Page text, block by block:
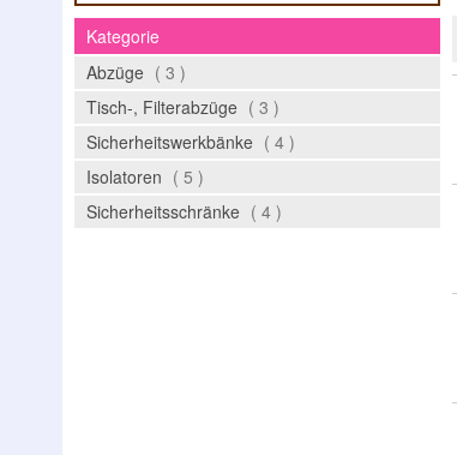
Kategorie
Abzüge
3 Artikel
Tisch-, Filterabzüge
3 Artikel
Sicherheitswerkbänke
4 Artikel
Isolatoren
5 Artikel
Sicherheitsschränke
4 Artikel